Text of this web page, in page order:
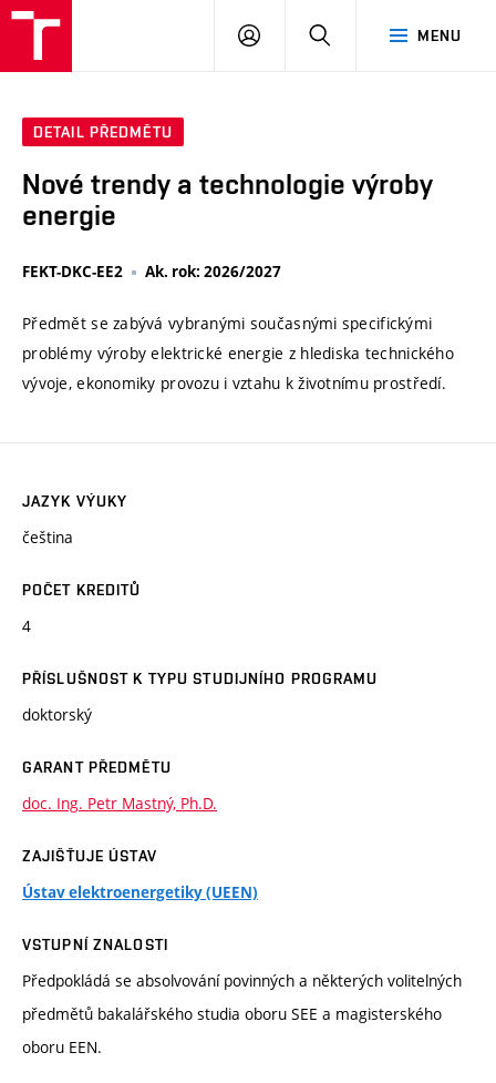
MENU
PŘIHLÁSIT
DETAIL PŘEDMĚTU
Nové trendy a technologie výroby
energie
FEKT-DKC-EE2 Ak. rok: 2026/2027
Předmět se zabývá vybranými současnými specifickými
problémy výroby elektrické energie z hlediska technického
vývoje, ekonomiky provozu i vztahu k životnímu prostředí.
JAZYK VÝUKY
čeština
POČET KREDITŮ
4
PŘÍSLUŠNOST K TYPU STUDIJNÍHO PROGRAMU
doktorský
GARANT PŘEDMĚTU
doc. Ing. Petr Mastný, Ph.D.
ZAJIŠŤUJE ÚSTAV
Ústav elektroenergetiky (UEEN)
VSTUPNÍ ZNALOSTI
Předpokládá se absolvování povinných a některých volitelných
předmětů bakalářského studia oboru SEE a magisterského
oboru EEN.